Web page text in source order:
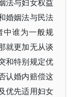
法与妇女权益
婚姻法与民法
中谁为一般规
就更加无从谈
和特别规定优
认婚内赔偿这
优先适用妇女